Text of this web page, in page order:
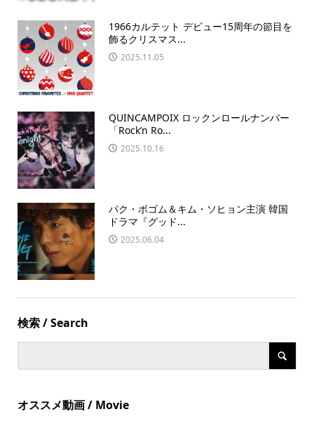
1966カルテット デビュー15周年の節目を
飾るクリスマス...
2025.11.05
QUINCAMPOIX ロックンロールナンバー
「Rock’n Ro...
2025.10.16
パク・ボゴム＆キム・ソヒョン主演 韓国
ドラマ『グッド...
2025.06.04
検索 / Search
オススメ動画 / Movie